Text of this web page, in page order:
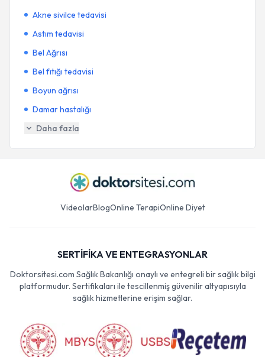
Akne sivilce tedavisi
Astım tedavisi
Bel Ağrısı
Bel fıtığı tedavisi
Boyun ağrısı
Damar hastalığı
Daha fazla
VideolarBlogOnline TerapiOnline Diyet
SERTİFİKA VE ENTEGRASYONLAR
Doktorsitesi.com Sağlık Bakanlığı onaylı ve entegreli bir sağlık bilgi
platformudur. Sertifikaları ile tescillenmiş güvenilir altyapısıyla
sağlık hizmetlerine erişim sağlar.